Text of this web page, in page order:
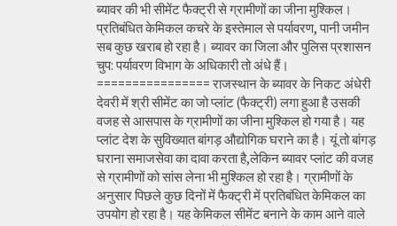
ब्यावर की भी सीमेंट फैक्ट्री से ग्रामीणों का जीना मुश्किल।
प्रतिबंधित केमिकल कचरे के इस्तेमाल से पर्यावरण, पानी जमीन
सब कुछ खराब हो रहा है। ब्यावर का जिला और पुलिस प्रशासन
चुप: पर्यावरण विभाग के अधिकारी तो अंधे हैं।
================ राजस्थान के ब्यावर के निकट अंधेरी
देवरी में श्री सीमेंट का जो प्लांट (फैक्ट्री) लगा हुआ है उसकी
वजह से आसपास के ग्रामीणों का जीना मुश्किल हो गया है। यह
प्लांट देश के सुविख्यात बांगड़ औद्योगिक घराने का है। यूं तो बांगड़
घराना समाजसेवा का दावा करता है,लेकिन ब्यावर प्लांट की वजह
से ग्रामीणों को सांस लेना भी मुश्किल हो रहा है। ग्रामीणों के
अनुसार पिछले कुछ दिनों में फैक्ट्री में प्रतिबंधित केमिकल का
उपयोग हो रहा है। यह केमिकल सीमेंट बनाने के काम आने वाले